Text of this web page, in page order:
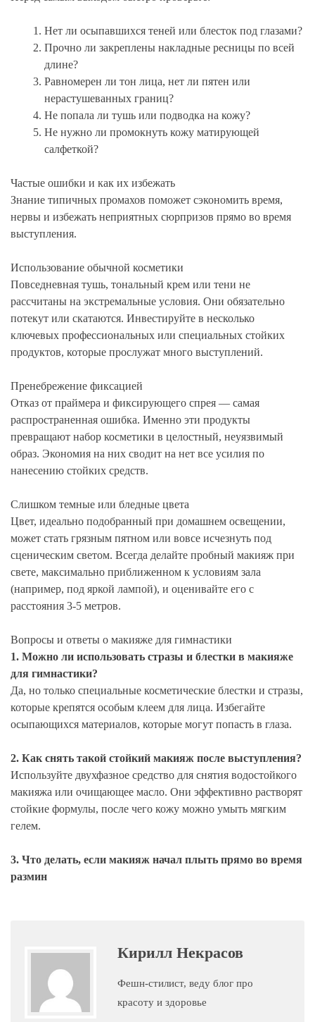
Нет ли осыпавшихся теней или блесток под глазами?
Прочно ли закреплены накладные ресницы по всей
длине?
Равномерен ли тон лица, нет ли пятен или
нерастушеванных границ?
Не попала ли тушь или подводка на кожу?
Не нужно ли промокнуть кожу матирующей
салфеткой?
Частые ошибки и как их избежать
Знание типичных промахов поможет сэкономить время,
нервы и избежать неприятных сюрпризов прямо во время
выступления.
Использование обычной косметики
Повседневная тушь, тональный крем или тени не
рассчитаны на экстремальные условия. Они обязательно
потекут или скатаются. Инвестируйте в несколько
ключевых профессиональных или специальных стойких
продуктов, которые прослужат много выступлений.
Пренебрежение фиксацией
Отказ от праймера и фиксирующего спрея — самая
распространенная ошибка. Именно эти продукты
превращают набор косметики в целостный, неуязвимый
образ. Экономия на них сводит на нет все усилия по
нанесению стойких средств.
Слишком темные или бледные цвета
Цвет, идеально подобранный при домашнем освещении,
может стать грязным пятном или вовсе исчезнуть под
сценическим светом. Всегда делайте пробный макияж при
свете, максимально приближенном к условиям зала
(например, под яркой лампой), и оценивайте его с
расстояния 3-5 метров.
Вопросы и ответы о макияже для гимнастики
1. Можно ли использовать стразы и блестки в макияже
для гимнастики?
Да, но только специальные косметические блестки и стразы,
которые крепятся особым клеем для лица. Избегайте
осыпающихся материалов, которые могут попасть в глаза.
2. Как снять такой стойкий макияж после выступления?
Используйте двухфазное средство для снятия водостойкого
макияжа или очищающее масло. Они эффективно растворят
стойкие формулы, после чего кожу можно умыть мягким
гелем.
3. Что делать, если макияж начал плыть прямо во время
размин
Кирилл Некрасов
Фешн-стилист, веду блог про
красоту и здоровье